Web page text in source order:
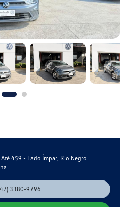
459 - Lado Ímpar, Rio Negro
3380-9796